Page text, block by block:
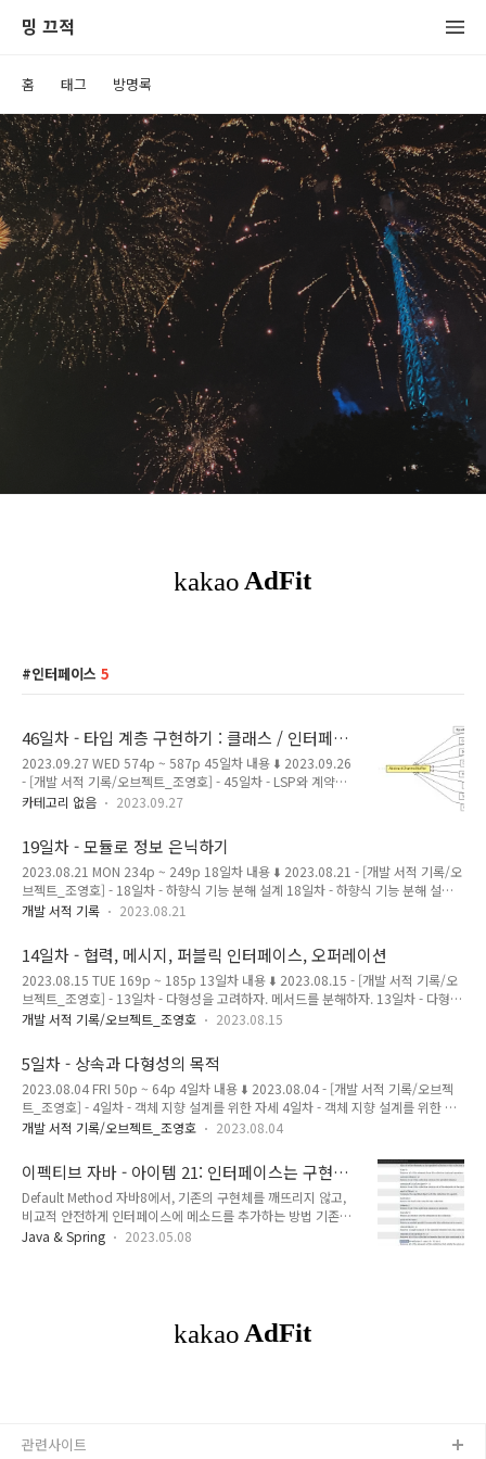
밍 끄적
홈 태그 방명록
인터페이스 5
46일차 - 타입 계층 구현하기 : 클래스 / 인터페이
스 / 추상 클래스 이용
2023.09.27 WED 574p ~ 587p 45일차 내용 ⬇️ 2023.09.26
- [개발 서적 기록/오브젝트_조영호] - 45일차 - LSP와 계약에
의한 설계 : 가변성 규칙 45일차 - LSP와 계약에 의한 설계 : 가
2023.09.26 - [개발 서적 기록/오브젝트_조영호] - 44일차 -
LSP와 계약에 의한 설계 : 계약 규칙 44일차 - LSP와 계약에 의
한 설계 : 계약 규칙 2023.09.26 TUE 547p ~ 557p 43
magenta-ming.tistory.com 타입 계층 구현 34일차 기록에서
타입 계층 구현에 대해 다뤘었다. 2023.09.15 - [개발 서적 기
카테고리 없음 2023.09.27
19일차 - 모듈로 정보 은닉하기
2023.08.21 MON 234p ~ 249p 18일차 내용 ⬇️ 2023.08.21 - [개발 서적 기록/오
브젝트_조영호] - 18일차 - 하향식 기능 분해 설계 18일차 - 하향식 기능 분해 설계
2023.08.20 SUN 223p ~ 234p 17일차 내용 ⬇️ 2023.08.19 - [개발 서적 기록/오
상화와 데이터 추상화 2023.08.18 FRI 214p ~ 224p 16 magenta-
ming.tistory.com 정보 은닉 시스템에서 자주 변경되는 부분을, 상대적으로 덜 변
경되는 안정적인 인터페이스 뒤로 감춰서, 시스템을 모듈 단위로 분해하는 방법 시스
템을 모듈로 분해한 후에는 각 모듈 내부를 구현하고..
개발 서적 기록 2023.08.21
14일차 - 협력, 메시지, 퍼블릭 인터페이스, 오퍼레이션
2023.08.15 TUE 169p ~ 185p 13일차 내용 ⬇️ 2023.08.15 - [개발 서적 기록/오
브젝트_조영호] - 13일차 - 다형성을 고려하자. 메서드를 분해하자. 13일차 - 다형성
을 고려하자. 메서드를 분해하자. 2023.08.14 FRI 153p ~ 171p 12일차 내용 ⬇️
클래스를 찾아라 12일차 - 변경될 가능성이 있는 클래스를 찾아라 2023.08.12 SAT
14 magenta-ming.tistory.com 잘게 쪼개서 응집도 높은 메서드 만들기 코드를 작
은 메서드로 분해하면, 전체적인 흐름을 이해하기 쉬워진다. 기억해야하는 정보를 줄
일 수 있다. 더 세부적인 정보가 필요하면..
개발 서적 기록/오브젝트_조영호 2023.08.15
5일차 - 상속과 다형성의 목적
2023.08.04 FRI 50p ~ 64p 4일차 내용 ⬇️ 2023.08.04 - [개발 서적 기록/오브젝
트_조영호] - 4일차 - 객체 지향 설계를 위한 자세 4일차 - 객체 지향 설계를 위한 자
세 2023.08.03 THU 33p ~ 50p 3일차 내용 ⬇️ 2023.08.02 - [개발 서적 기록/오브
낮추기 2023.08.02 WED 17p ~ 33p 2일차 내용 ⬇️ 2 magenta-
ming.tistory.com 추상 클래스의 용도 TEMPLATE METHOD 디자인패턴을 사용하
기 위해서 이다. TEMPLATE METHOD 디자인패턴은, 부모 클래스에 기본적인 알고
리즘의 흐름을 구현하고, 중간에 필요한 ..
개발 서적 기록/오브젝트_조영호 2023.08.04
이펙티브 자바 - 아이템 21: 인터페이스는 구현하
는 쪽을 생각해 설계하라
Default Method 자바8에서, 기존의 구현체를 깨뜨리지 않고,
비교적 안전하게 인터페이스에 메소드를 추가하는 방법 기존에
는 메서드 하나를 추가하려면 해당 인터페이스를 구현하는 모든
java.util.Collection 인터페이스 java7의 Collection 인터페이
스는 원래 removeIf 메소드가 없었다. Collection (Java
Java & Spring 2023.05.08
관련사이트